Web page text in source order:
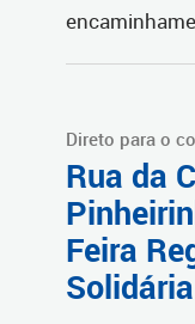
Direto para o
Rua da
Feira
Solidária